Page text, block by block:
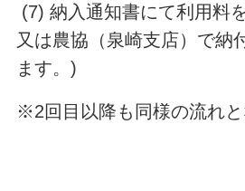
(7) 納入通知書にて利用料
又は農協（泉崎支店）で納
ます。)
※2回目以降も同様の流れと